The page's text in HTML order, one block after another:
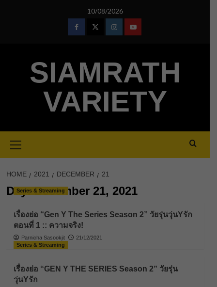
10/08/2026
FacebookTwitterInstagramYoutube
SIAMRATH
VARIETY
Menu
HOME 2021 DECEMBER 21
Day:December 21, 2021
Series & Streaming
เรื่องย่อ “Gen Y The Series Season 2” วัยรุ่นวุ่นYรัก
ตอนที่ 1 :: ความจริง!
Parnicha Sasookjit
21/12/2021
Series & Streaming
เรื่องย่อ “GEN Y THE SERIES Season 2” วัยรุ่น
วุ่นYรัก